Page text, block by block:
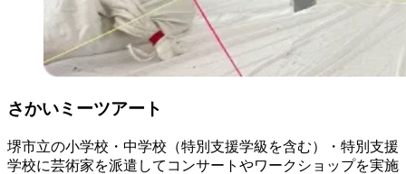
さかいミーツアート
堺市立の小学校・中学校（特別支援学級を含む）・特別支援
学校に芸術家を派遣してコンサートやワークショップを実施